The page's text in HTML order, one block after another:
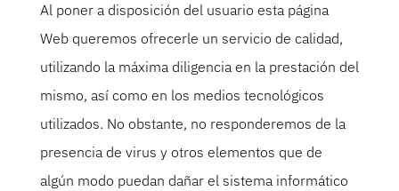
Al poner a disposición del usuario esta página
Web queremos ofrecerle un servicio de calidad,
utilizando la máxima diligencia en la prestación del
mismo, así como en los medios tecnológicos
utilizados. No obstante, no responderemos de la
presencia de virus y otros elementos que de
algún modo puedan dañar el sistema informático